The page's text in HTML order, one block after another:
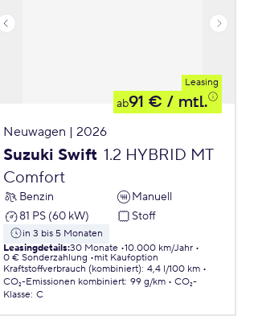
Leasing
ab91 € / mtl.
Neuwagen | 2026
Suzuki Swift 1.2 HYBRID MT
Comfort
Benzin
Manuell
81 PS (60 kW)
Stoff
in 3 bis 5 Monaten
Leasingdetails:30 Monate 10.000 km/Jahr
0 € Sonderzahlung
mit Kaufoption
Kraftstoffverbrauch (kombiniert): 4,4 l/100 km
CO₂-Emissionen kombiniert: 99 g/km
CO₂-
Klasse: C